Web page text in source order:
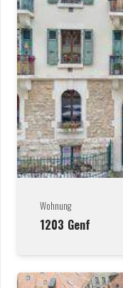
Wohnung
1203 Genf